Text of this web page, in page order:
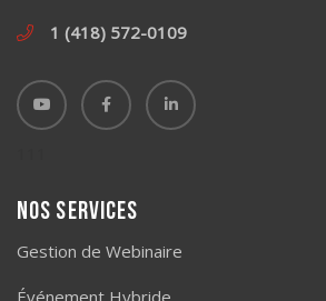
1 (418) 572-0109
Nos services
Gestion de Webinaire
Événement Hybride